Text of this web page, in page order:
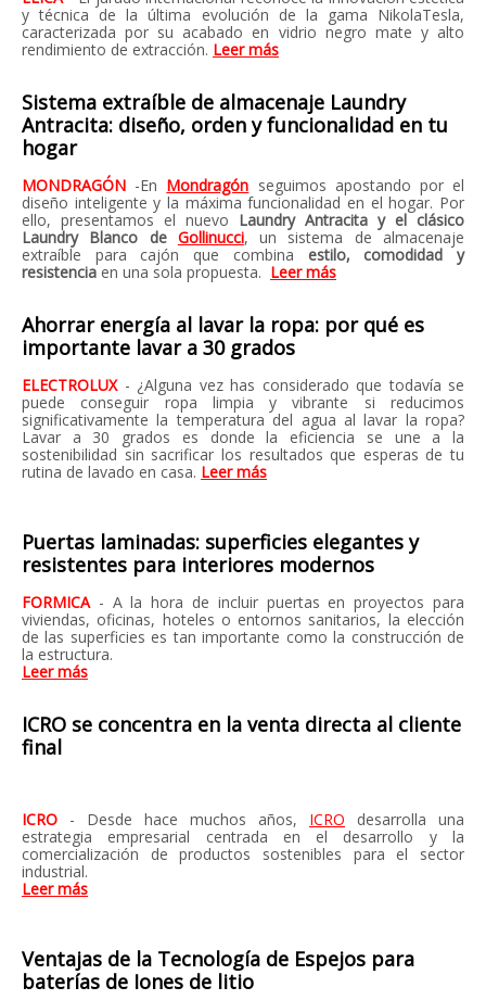
y técnica de la última evolución de la gama NikolaTesla,
caracterizada por su acabado en vidrio negro mate y alto
rendimiento de extracción. Leer más
Sistema extraíble de almacenaje Laundry
Antracita: diseño, orden y funcionalidad en tu
hogar
MONDRAGÓN -En Mondragón seguimos apostando por el
diseño inteligente y la máxima funcionalidad en el hogar. Por
ello, presentamos el nuevo Laundry Antracita y el clásico
Laundry Blanco de Gollinucci, un sistema de almacenaje
extraíble para cajón que combina estilo, comodidad y
resistenciaen una sola propuesta. Leer más
Ahorrar energía al lavar la ropa: por qué es
importante lavar a 30 grados
ELECTROLUX - ¿Alguna vez has considerado que todavía se
puede conseguir ropa limpia y vibrante si reducimos
significativamente la temperatura del agua al lavar la ropa?
Lavar a 30 grados es donde la eficiencia se une a la
sostenibilidad sin sacrificar los resultados que esperas de tu
rutina de lavado en casa. Leer más
Puertas laminadas: superficies elegantes y
resistentes para interiores modernos
FORMICA - A la hora de incluir puertas en proyectos para
viviendas, oficinas, hoteles o entornos sanitarios, la elección
de las superficies es tan importante como la construcción de
la estructura.
Leer más
ICRO se concentra en la venta directa al cliente
final
ICRO - Desde hace muchos años, ICRO desarrolla una
estrategia empresarial centrada en el desarrollo y la
comercialización de productos sostenibles para el sector
industrial.
Leer más
Ventajas de la Tecnología de Espejos para
baterías de Iones de litio